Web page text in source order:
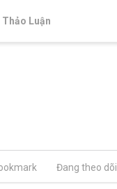
Thảo Luận
Đang theo dõi